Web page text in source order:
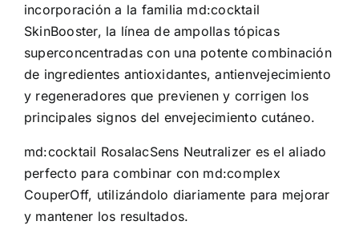
incorporación a la familia md:cocktail
SkinBooster, la línea de ampollas tópicas
superconcentradas con una potente combinación
de ingredientes antioxidantes, antienvejecimiento
y regeneradores que previenen y corrigen los
principales signos del envejecimiento cutáneo.
md:cocktail RosalacSens Neutralizer es el aliado
perfecto para combinar con md:complex
CouperOff, utilizándolo diariamente para mejorar
y mantener los resultados.